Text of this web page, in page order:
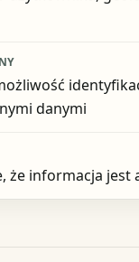
danymi
że informacja jest